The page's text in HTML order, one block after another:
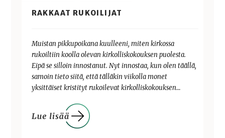
RAKKAAT RUKOILIJAT
Muistan pikkupoikana kuulleeni, miten kirkossa
rukoiltiin koolla olevan kirkolliskokouksen puolesta.
Eipä se silloin innostanut. Nyt innostaa, kun olen täällä,
samoin tieto siitä, että tälläkin viikolla monet
yksittäiset kristityt rukoilevat kirkolliskokouksen…